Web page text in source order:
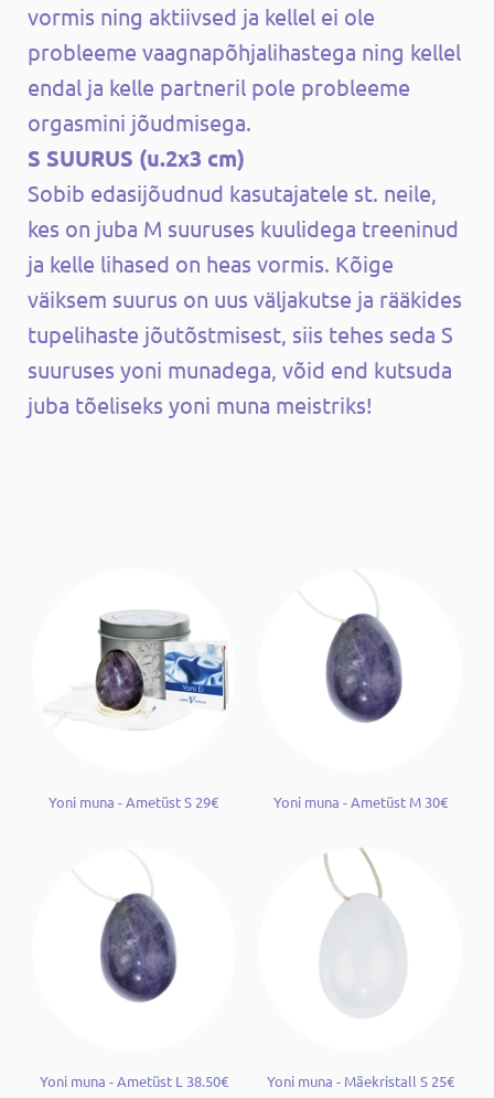
vormis ning aktiivsed ja kellel ei ole
probleeme vaagnapõhjalihastega ning kellel
endal ja kelle partneril pole probleeme
orgasmini jõudmisega.
S SUURUS (u.2x3 cm)
Sobib edasijõudnud kasutajatele st. neile,
kes on juba M suuruses kuulidega treeninud
ja kelle lihased on heas vormis. Kõige
väiksem suurus on uus väljakutse ja rääkides
tupelihaste jõutõstmisest, siis tehes seda S
suuruses yoni munadega, võid end kutsuda
juba tõeliseks yoni muna meistriks!
Yoni muna - Ametüst S 29€ Yoni muna - Ametüst M 30€
Yoni muna - Ametüst L 38.50€ Yoni muna - Mäekristall S 25€